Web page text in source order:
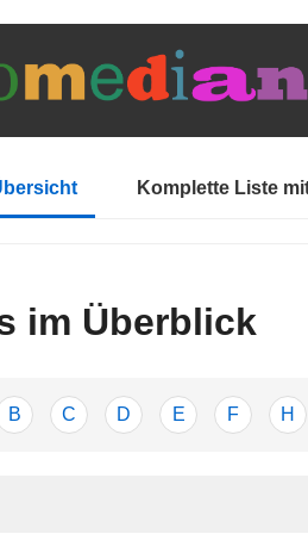
Komplette Liste
im Überblick
B C D E F H